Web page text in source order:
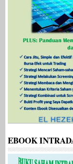
EBOOK